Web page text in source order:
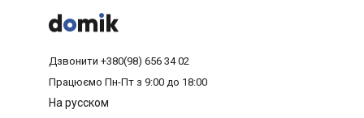



Дзвонити +380(98) 656 34 02
Працюємо Пн-Пт з 9:00 до 18:00
На русском